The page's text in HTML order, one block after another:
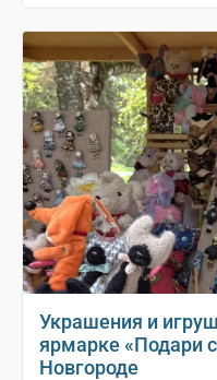
Украшения и
ярмарке «Подари
Новгороде